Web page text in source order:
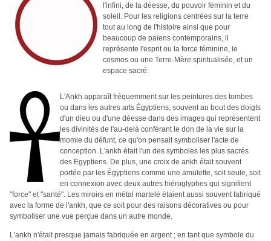
l'infini, de la déesse, du pouvoir féminin et du
soleil. Pour les religions centrées sur la terre
tout au long de l'histoire ainsi que pour
beaucoup de païens contemporains, il
représente l'esprit ou la force féminine, le
cosmos ou une Terre-Mère spiritualisée, et un
espace sacré.
L'Ankh apparaît fréquemment sur les peintures des tombes
ou dans les autres arts Égyptiens, souvent au bout des doigts
d'un dieu ou d'une déesse dans des images qui représentent
les divinités de l'au-delà conférant le don de la vie sur la
momie du défunt, ce qu'on pensait symboliser l'acte de
conception. L'ankh était l'un des symboles les plus sacrés
des Egyptiens. De plus, une croix de ankh était souvent
portée par les Égyptiens comme une amulette, soit seule, soit
en connexion avec deux autres hiéroglyphes qui signifient
"force" et "santé". Les miroirs en métal martelé étaient aussi souvent fabriqué
avec la forme de l'ankh, que ce soit pour des raisons décoratives ou pour
symboliser une vue perçue dans un autre monde.
L'ankh n'était presque jamais fabriquée en argent ; en tant que symbole du